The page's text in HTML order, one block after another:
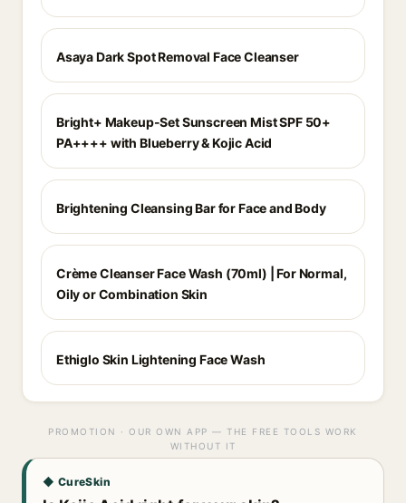
Asaya Dark Spot Removal Face Cleanser
Bright+ Makeup-Set Sunscreen Mist SPF 50+
PA++++ with Blueberry & Kojic Acid
Brightening Cleansing Bar for Face and Body
Crème Cleanser Face Wash (70ml) | For Normal,
Oily or Combination Skin
Ethiglo Skin Lightening Face Wash
PROMOTION · OUR OWN APP — THE FREE TOOLS WORK
WITHOUT IT
◆ CureSkin